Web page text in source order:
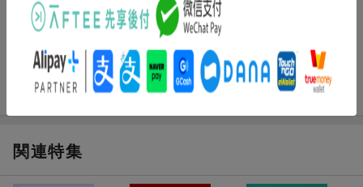
まだレビューがありません。
関連特集